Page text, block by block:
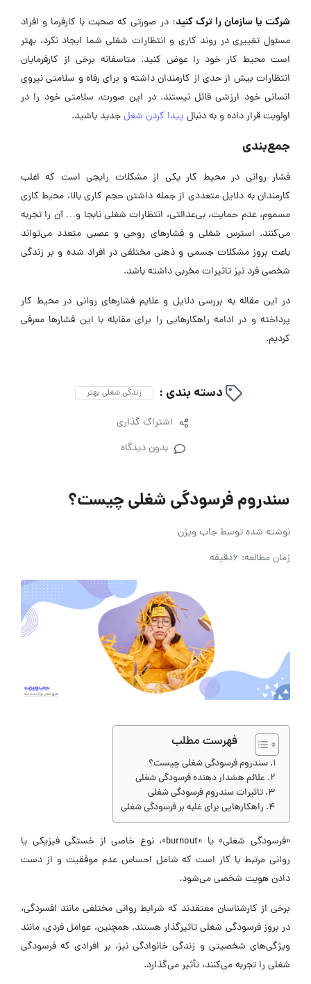
شرکت یا سازمان را ترک کنید: در صورتی که صحبت با کارفرما و افراد
مسئول تغییری در روند کاری و انتظارات شغلی شما ایجاد نکرد، بهتر
است محیط کار خود را عوض کنید. متاسفانه برخی از کارفرمایان
انتظارات بیش از حدی از کارمندان داشته و برای رفاه و سلامتی نیروی
انسانی خود ارزشی قائل نیستند. در این صورت، سلامتی خود را در
اولویت قرار داده و به دنبال پیدا کردن شغلجدید باشید.
جمع‌بندی
فشار روانی در محیط کار یکی از مشکلات رایجی است که اغلب
کارمندان به دلایل متعددی از جمله داشتن حجم کاری بالا، محیط کاری
مسموم، عدم حمایت، بی‌عدالتی، انتظارات شغلی نابجا و… آن را تجربه
می‌کنند. استرس شغلی و فشارهای روحی و عصبی متعدد می‌تواند
باعث بروز مشکلات جسمی و ذهنی مختلفی در افراد شده و بر زندگی
شخصی فرد نیز تاثیرات مخربی داشته باشد.
در این مقاله به بررسی دلایل و علایم فشارهای روانی در محیط کار
پرداخته و در ادامه راهکارهایی را برای مقابله با این فشارها معرفی
کردیم.
دسته بندی : زندگی شغلی بهتر
اشتراک گذاری
بدون دیدگاه
سندروم فرسودگی شغلی چیست؟
نوشته شده توسطجاب ویژن
زمان مطالعه: 6دقیقه
فهرست مطلب
سندروم فرسودگی شغلی چیست؟
علائم هشدار دهنده فرسودگی شغلی
تاثیرات سندروم فرسودگی شغلی
راهکارهایی برای غلبه بر فرسودگی شغلی
«فرسودگی شغلی» یا «burnout»، نوع خاصی از خستگی فیزیکی یا
روانی مرتبط با کار است که شامل احساس عدم موفقیت و از دست
دادن هویت شخصی می‌شود.
برخی از کارشناسان معتقدند که شرایط روانی مختلفی مانند افسردگی،
در بروز فرسودگی شغلی تاثیرگذار هستند. همچنین، عوامل فردی، مانند
ویژگی‌های شخصیتی و زندگی خانوادگی نیز، بر افرادی که فرسودگی
شغلی را تجربه می‌کنند، تأثیر می‌گذارد.